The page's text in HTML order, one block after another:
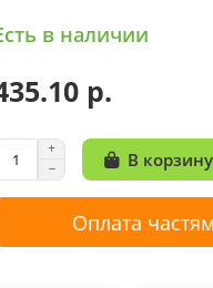
в наличии
р.
В корзину
Оплата